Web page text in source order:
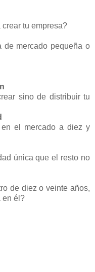
tu empresa?
de mercado pequeña o
sino de distribuir tu
el mercado a diez y
única que el resto no
de diez o veinte años,
en él?